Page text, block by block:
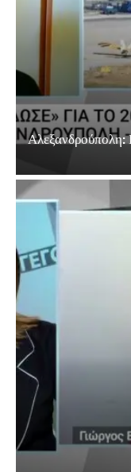
Αλεξανδρούπολη: